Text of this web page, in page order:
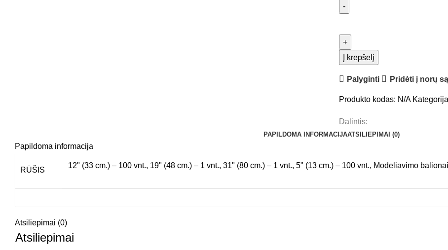
Į krepšelį
Palyginti Pridėti į norų
Produkto kodas: N/A
Dalintis:
PAPILDOMA INFORMACIJAATSILIEPIMAI (0)
Papildoma informacija
RŪŠIS
12" (33 cm.) – 100 vnt., 19" (48 cm.) – 1 vnt., 31" (80 cm.) – 1 vnt., 5" (13 cm.) – 100 vnt., Modeliavimo
Atsiliepimai (0)
Atsiliepimai